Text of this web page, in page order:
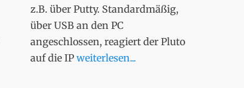
z.B. über Putty. Standardmäßig,
über USB an den PC
angeschlossen, reagiert der Pluto
auf die IP weiterlesen...